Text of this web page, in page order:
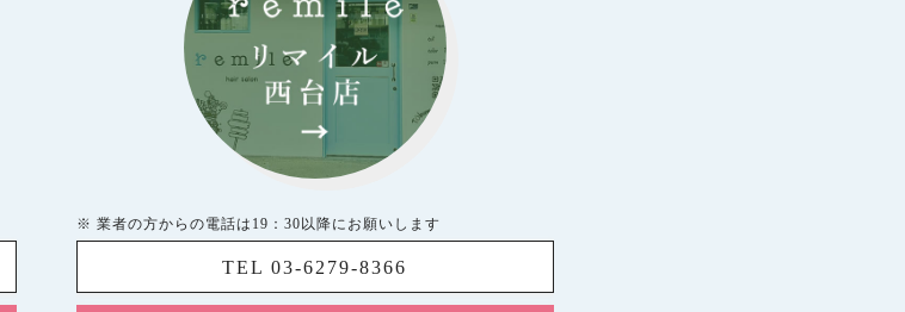
※ 業者の方からの電話は19：30以降にお願いします
TEL 03-6279-8366